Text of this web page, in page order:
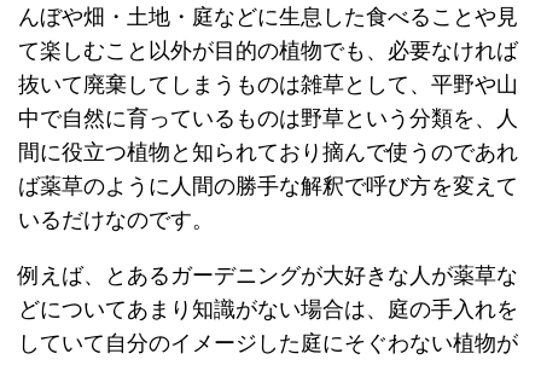
んぼや畑・土地・庭などに生息した食べることや見
て楽しむこと以外が目的の植物でも、必要なければ
抜いて廃棄してしまうものは雑草として、平野や山
中で自然に育っているものは野草という分類を、人
間に役立つ植物と知られており摘んで使うのであれ
ば薬草のように人間の勝手な解釈で呼び方を変えて
いるだけなのです。
例えば、とあるガーデニングが大好きな人が薬草な
どについてあまり知識がない場合は、庭の手入れを
していて自分のイメージした庭にそぐわない植物が